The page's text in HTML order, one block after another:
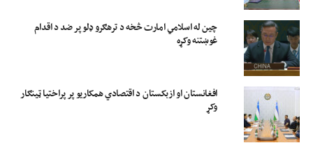
چین له اسلامي امارت څخه د ترهګرو ډلو پر ضد د اقدام
غوښتنه وکړه
افغانستان او ازبکستان د اقتصادي همکاریو پر پراختیا ټینګار
وکړ